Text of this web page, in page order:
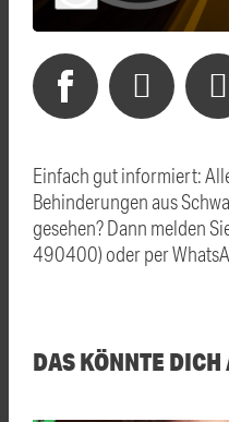
Einfach gut informiert:
Behinderungen aus
gesehen? Dann melden
490400) oder per
DAS KÖNNTE